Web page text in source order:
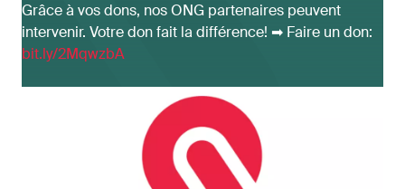
Grâce à vos dons, nos ONG partenaires peuvent
intervenir. Votre don fait la différence! ➡ Faire un don:
bit.ly/2MqwzbA